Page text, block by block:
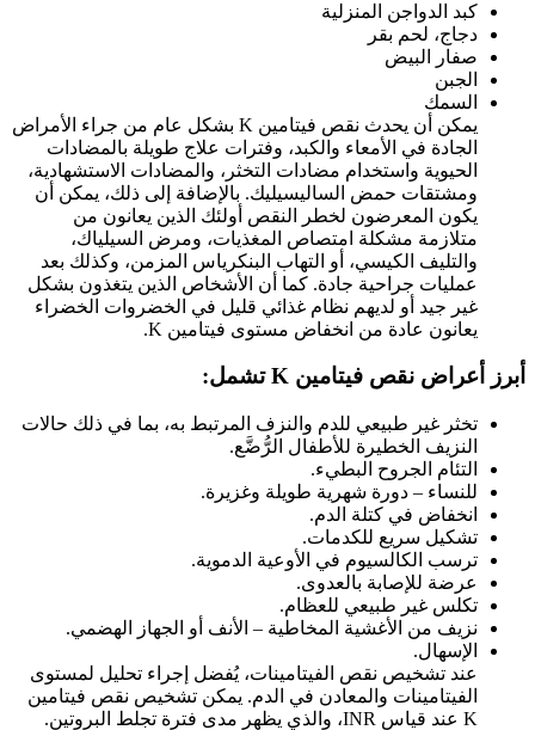
كبد الدواجن المنزلية
دجاج، لحم بقر
صفار البيض
الجبن
السمك
يمكن أن يحدث نقص فيتامين K بشكل عام من جراء الأمراض
الجادة في الأمعاء والكبد، وفترات علاج طويلة بالمضادات
الحيوية واستخدام مضادات التخثر، والمضادات الاستشهادية،
ومشتقات حمض الساليسيليك. بالإضافة إلى ذلك، يمكن أن
يكون المعرضون لخطر النقص أولئك الذين يعانون من
متلازمة مشكلة امتصاص المغذيات، ومرض السيلياك،
والتليف الكيسي، أو التهاب البنكرياس المزمن، وكذلك بعد
عمليات جراحية جادة. كما أن الأشخاص الذين يتغذون بشكل
غير جيد أو لديهم نظام غذائي قليل في الخضروات الخضراء
يعانون عادة من انخفاض مستوى فيتامين K.
أبرز أعراض نقص فيتامين K تشمل:
تخثر غير طبيعي للدم والنزف المرتبط به، بما في ذلك حالات
النزيف الخطيرة للأطفال الرُّضَّع.
التئام الجروح البطيء.
للنساء – دورة شهرية طويلة وغزيرة.
انخفاض في كتلة الدم.
تشكيل سريع للكدمات.
ترسب الكالسيوم في الأوعية الدموية.
عرضة للإصابة بالعدوى.
تكلس غير طبيعي للعظام.
نزيف من الأغشية المخاطية – الأنف أو الجهاز الهضمي.
الإسهال.
عند تشخيص نقص الفيتامينات، يُفضل إجراء تحليل لمستوى
الفيتامينات والمعادن في الدم. يمكن تشخيص نقص فيتامين
K عند قياس INR، والذي يظهر مدى فترة تجلط البروتين.